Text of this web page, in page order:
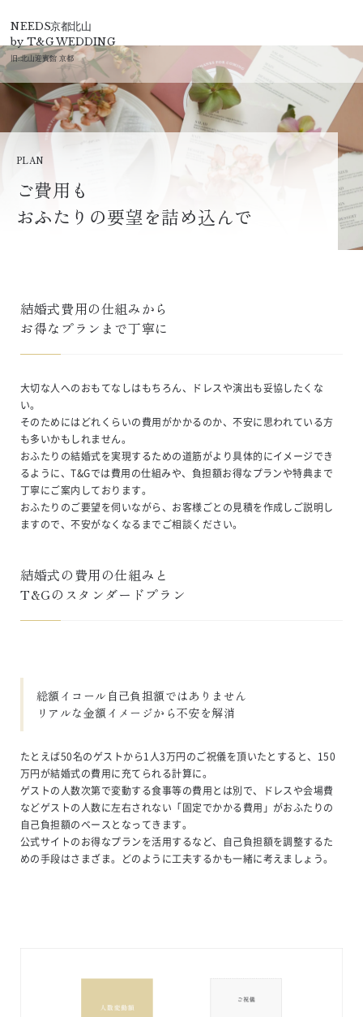
NEEDS京都北山
by T&G WEDDING
旧:北山迎賓館 京都
PLAN
ご費用も
おふたりの要望を詰め込んで
結婚式費用の仕組みから
お得なプランまで丁寧に
大切な人へのおもてなしはもちろん、ドレスや演出も妥協したくな
い。
そのためにはどれくらいの費用がかかるのか、不安に思われている方
も多いかもしれません。
おふたりの結婚式を実現するための道筋がより具体的にイメージでき
るように、T&Gでは費用の仕組みや、負担額お得なプランや特典まで
丁寧にご案内しております。
おふたりのご要望を伺いながら、お客様ごとの見積を作成しご説明し
ますので、不安がなくなるまでご相談ください。
結婚式の費用の仕組みと
T&Gのスタンダードプラン
総額イコール自己負担額ではありません
リアルな金額イメージから不安を解消
たとえば50名のゲストから1人3万円のご祝儀を頂いたとすると、150
万円が結婚式の費用に充てられる計算に。
ゲストの人数次第で変動する食事等の費用とは別で、ドレスや会場費
などゲストの人数に左右されない「固定でかかる費用」がおふたりの
自己負担額のベースとなってきます。
公式サイトのお得なプランを活用するなど、自己負担額を調整するた
めの手段はさまざま。どのように工夫するかも一緒に考えましょう。